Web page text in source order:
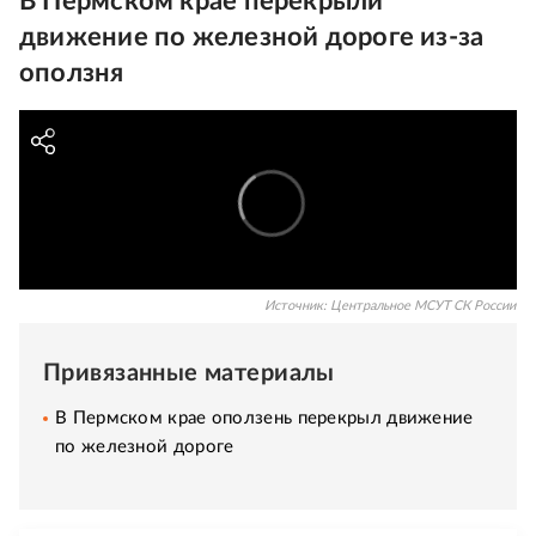
движение по железной дороге из-за
оползня
Источник: Центральное МСУТ СК России
Привязанные материалы
В Пермском крае оползень перекрыл движение
по железной дороге